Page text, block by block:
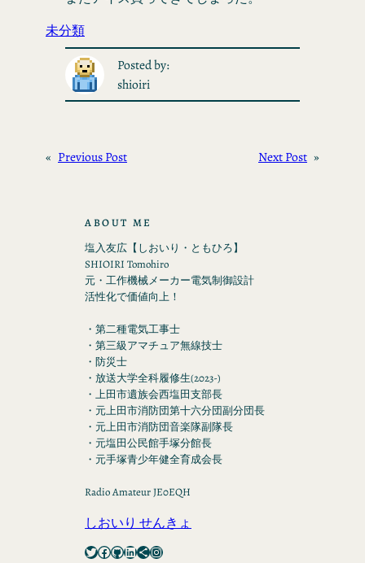
未分類
Posted by:
shioiri
« Previous Post Next Post »
ABOUT ME
塩入友広【しおいり・ともひろ】
SHIOIRI Tomohiro
元・工作機械メーカー電気制御設計
活性化で価値向上！
・第二種電気工事士
・第三級アマチュア無線技士
・防災士
・放送大学全科履修生(2023-)
・上田市遺族会西塩田支部長
・元上田市消防団第十六分団副分団長
・元上田市消防団音楽隊副隊長
・元塩田公民館手塚分館長
・元手塚青少年健全育成会長
Radio Amateur JE0EQH
しおいり せんきょ
Twitter Facebook GitHub LinkedIn Share Icon Instagram